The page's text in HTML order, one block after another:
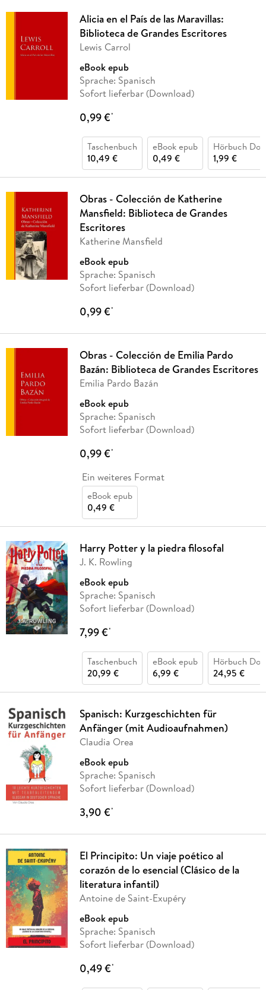
Alicia en el País de las Maravillas:
Biblioteca de Grandes Escritores
Lewis Carrol
eBook epub
Sprache: Spanisch
Sofort lieferbar (Download)
0,99 €*
Taschenbuch
10,49 €
eBook epub
0,49 €
Hörbuch
1,99 €
Obras - Colección de Katherine
Mansfield: Biblioteca de Grandes
Escritores
Katherine Mansfield
eBook epub
Sprache: Spanisch
Sofort lieferbar (Download)
0,99 €*
Obras - Colección de Emilia Pardo
Bazán: Biblioteca de Grandes Escritores
Emilia Pardo Bazán
eBook epub
Sprache: Spanisch
Sofort lieferbar (Download)
0,99 €*
Ein weiteres Format
eBook epub
0,49 €
Harry Potter y la piedra filosofal
J. K. Rowling
eBook epub
Sprache: Spanisch
Sofort lieferbar (Download)
7,99 €*
Taschenbuch
20,99 €
eBook epub
6,99 €
Hörbuch
24,95 €
Spanisch: Kurzgeschichten für
Anfänger (mit Audioaufnahmen)
Claudia Orea
eBook epub
Sprache: Spanisch
Sofort lieferbar (Download)
3,90 €*
El Principito: Un viaje poético al
corazón de lo esencial (Clásico de la
literatura infantil)
Antoine de Saint-Exupéry
eBook epub
Sprache: Spanisch
Sofort lieferbar (Download)
0,49 €*